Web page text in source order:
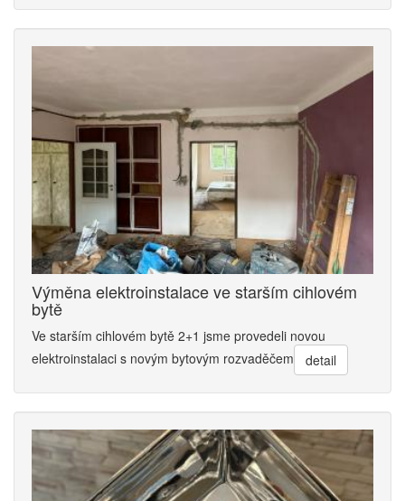
Výměna elektroinstalace ve starším cihlovém
bytě
Ve starším cihlovém bytě 2+1 jsme provedeli novou
elektroinstalaci s novým bytovým rozvaděčem
detail